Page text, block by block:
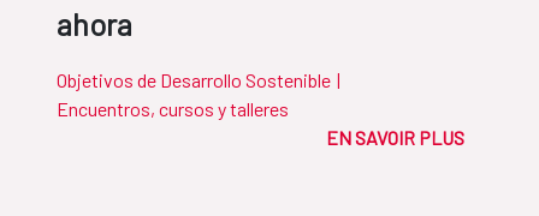
ahora
Objetivos de Desarrollo Sostenible |
Encuentros, cursos y talleres
EN SAVOIR PLUS